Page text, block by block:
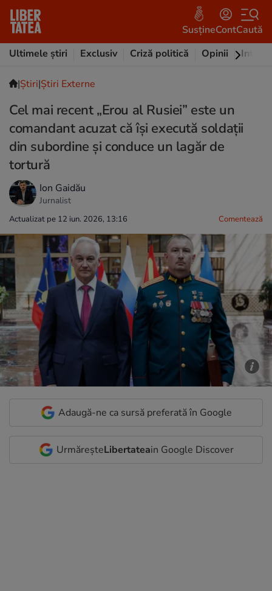
SusțineContCaută
Ultimele știri
Exclusiv Criză politică Opinii
|Ştiri|Știri Externe
Cel mai recent „Erou al Rusiei” este un
comandant acuzat că își execută soldații
din subordine și conduce un lagăr de
tortură
Ion Gaidău
Jurnalist
Actualizat pe 12 iun. 2026, 13:16 Comentează
Adaugă-ne ca sursă preferată în Google
UrmăreșteLibertateain Google Discover